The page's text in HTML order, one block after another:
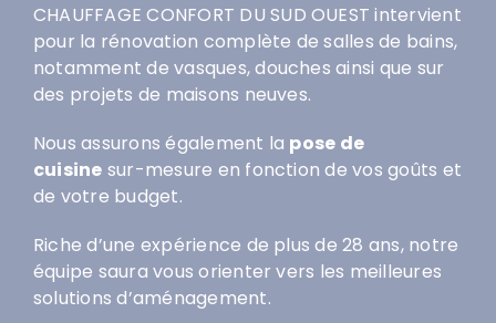
CHAUFFAGE CONFORT DU SUD OUEST intervient
pour la rénovation complète de salles de bains,
notamment de vasques, douches ainsi que sur
des projets de maisons neuves.
Nous assurons également la pose de
cuisine sur-mesure en fonction de vos goûts et
de votre budget.
Riche d’une expérience de plus de 28 ans, notre
équipe saura vous orienter vers les meilleures
solutions d’aménagement.